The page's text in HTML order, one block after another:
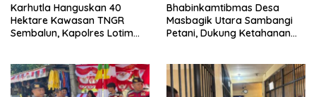
Karhutla Hanguskan 40
Hektare Kawasan TNGR
Sembalun, Kapolres Lotim
Bhabinkamtibmas Desa
Masbagik Utara Sambangi
Petani, Dukung Ketahanan